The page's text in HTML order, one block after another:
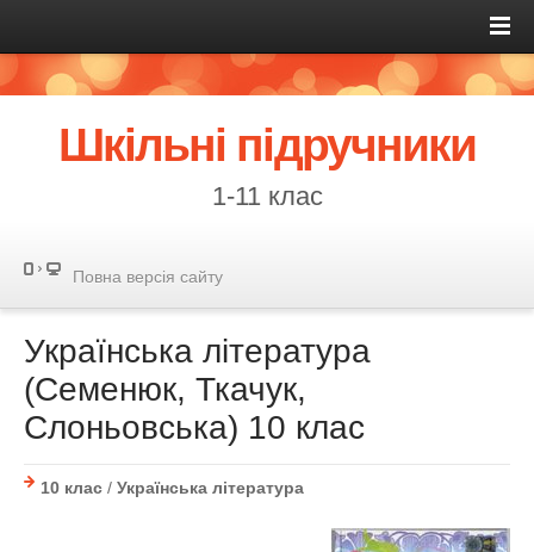
Шкільні підручники
1-11 клас
Повна версія сайту
Українська література
(Семенюк, Ткачук,
Слоньовська) 10 клас
10 клас / Українська література